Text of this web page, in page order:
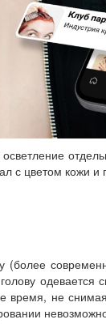
с цветом кожи
одевается
не